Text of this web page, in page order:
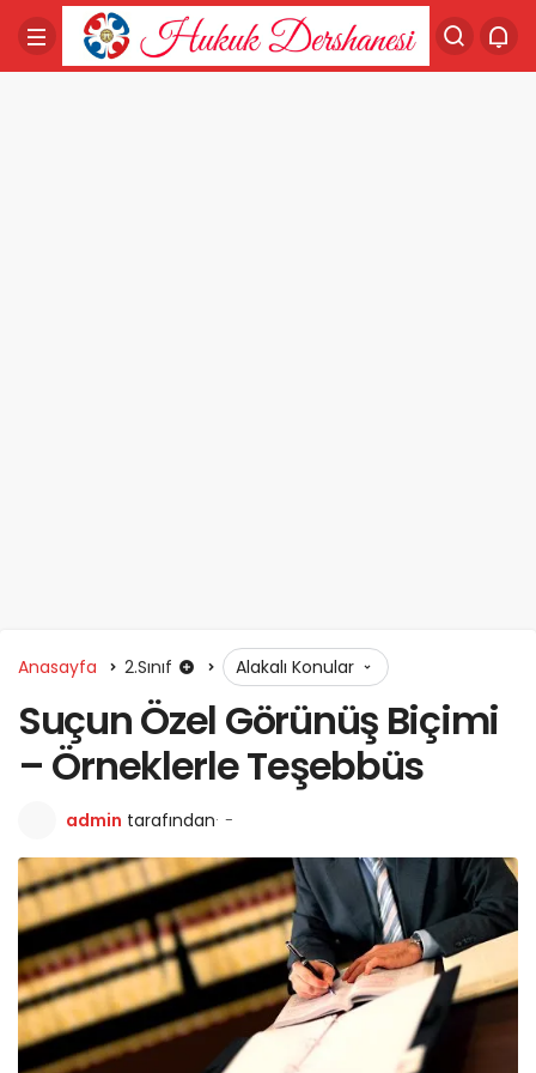
Anasayfa 2.Sınıf Alakalı Konular
Suçun Özel Görünüş Biçimi
– Örneklerle Teşebbüs
admin tarafından -